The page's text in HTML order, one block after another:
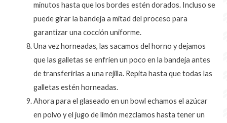
minutos hasta que los bordes estén dorados. Incluso se
puede girar la bandeja a mitad del proceso para
garantizar una cocción uniforme.
Una vez horneadas, las sacamos del horno y dejamos
que las galletas se enfríen un poco en la bandeja antes
de transferirlas a una rejilla. Repita hasta que todas las
galletas estén horneadas.
Ahora para el glaseado en un bowl echamos el azúcar
en polvo y el jugo de limón mezclamos hasta tener un